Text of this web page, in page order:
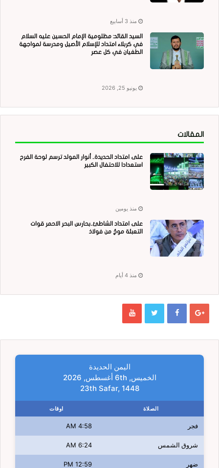
منذ 3 أسابيع
السيد القائد: مظلومية الإمام الحسين عليه السلام
في كربلاء امتداد للإسلام الأصيل ومدرسة لمواجهة
الطغيان في كل عصر
يونيو 25, 2026
المقالات
على امتداد الحديدة.. أنوار المولد ترسم لوحة الفرح
استعدادا للاحتفال الكبير
منذ يومين
على امتداد الشاطئ..بحارس البحر الاحمر قوات
التعبئة موجٌ من فولاذ
منذ 4 أيام
اليمن الحديدة
الخميس, 6th أغسطس, 2026
23th Safar, 1448
الصلاة اوقات
فجر 4:58 AM
شروق الشمس 6:24 AM
ضهر 12:59 PM